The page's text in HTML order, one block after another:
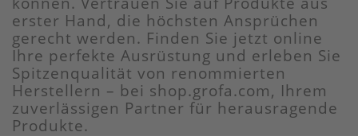
erster Hand, die höchsten Ansprüchen
gerecht werden. Finden Sie jetzt online
Ihre perfekte Ausrüstung und erleben Sie
Spitzenqualität von renommierten
Herstellern – bei shop.grofa.com, Ihrem
zuverlässigen Partner für herausragende
Produkte.